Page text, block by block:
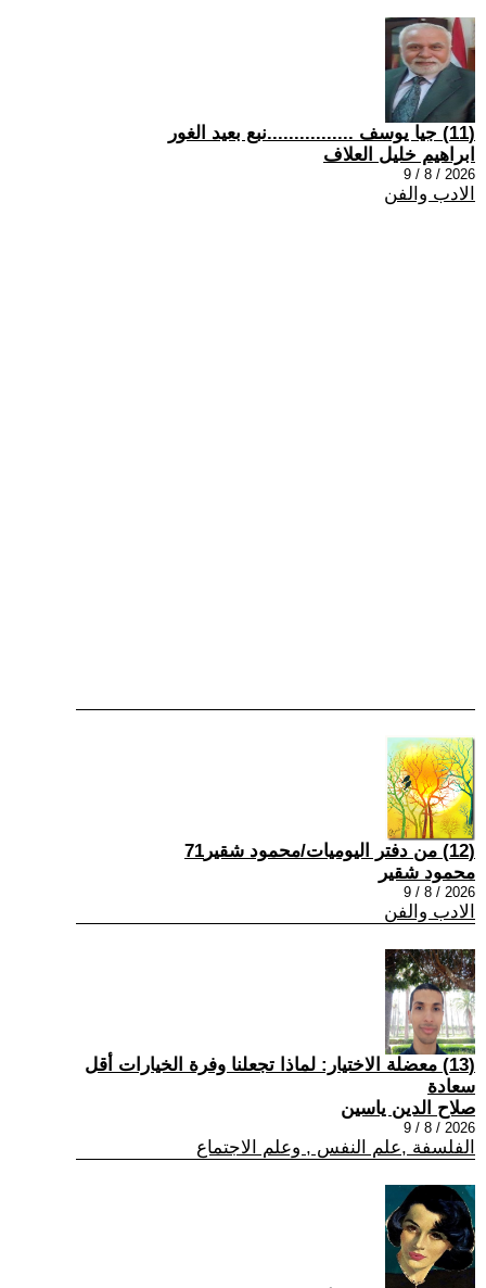
(11) جيا يوسف ................نبع بعيد الغور
ابراهيم خليل العلاف
2026 / 8 / 9
الادب والفن
(12) من دفتر اليوميات/محمود شقير71
محمود شقير
2026 / 8 / 9
الادب والفن
(13) معضلة الاختيار: لماذا تجعلنا وفرة الخيارات أقل
سعادة
صلاح الدين ياسين
2026 / 8 / 9
الفلسفة ,علم النفس , وعلم الاجتماع